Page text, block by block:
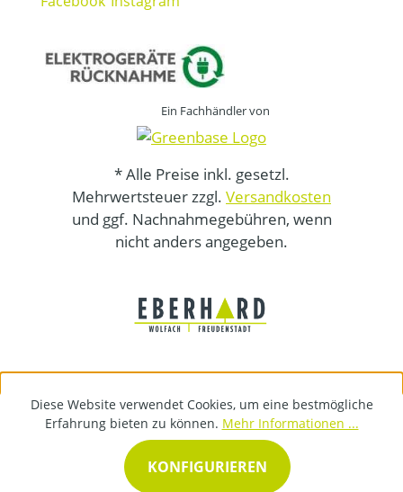
Ein Fachhändler von
* Alle Preise inkl. gesetzl.
Mehrwertsteuer zzgl. Versandkosten
und ggf. Nachnahmegebühren, wenn
nicht anders angegeben.
Diese Website verwendet Cookies, um eine bestmögliche
Erfahrung bieten zu können. Mehr Informationen ...
KONFIGURIEREN